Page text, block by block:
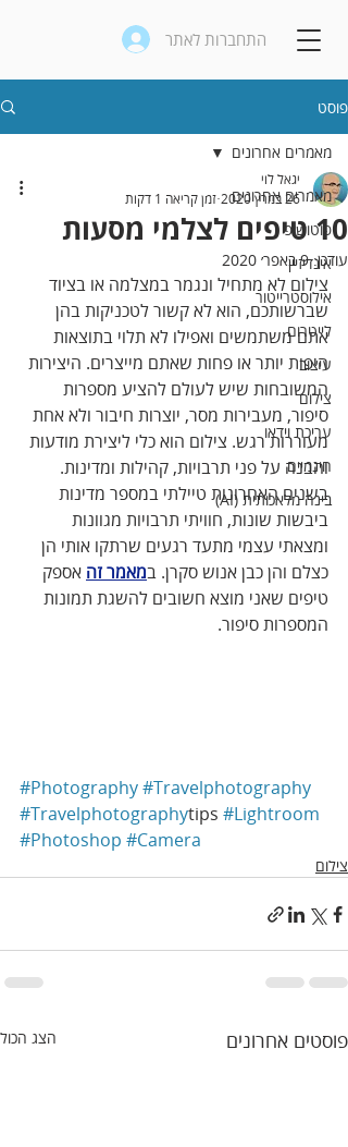
התחברות לאתר
פוסט
מאמרים אחרונים
פוטושופ
אינדיזיין
אילוסטרייטור
לייטרום
עיצוב
צילום
עריכת וידאו
חינמיים
בינה מלאכותית (AI)
מאמרים אחרונים
10 טיפים לצלמי מסעות
יגאל לוי
26 במרץ 2020
זמן קריאה 1 דקות
עודכן:9 באפר׳ 2020
צילום לא מתחיל ונגמר במצלמה או בציוד
שברשותכם, הוא לא קשור לטכניקות בהן
אתם משתמשים ואפילו לא תלוי בתוצאות
היפות יותר או פחות שאתם מייצרים. היצירות
המשובחות שיש לעולם להציע מספרות
סיפור, מעבירות מסר, יוצרות חיבור ולא אחת
מעוררות רגש. צילום הוא כלי ליצירת מודעות
והבנה על פני תרבויות, קהילות ומדינות.
בשנים האחרונות טיילתי במספר מדינות
ביבשות שונות, חוויתי תרבויות מגוונות
ומצאתי עצמי מתעד רגעים שרתקו אותי הן
כצלם והן כבן אנוש סקרן. במאמר זה אספק
טיפים שאני מוצא חשובים להשגת תמונות
המספרות סיפור.
#Photography#Travelphotography
#Travelphotographytips #Lightroom
#Photoshop #Camera
צילום
פוסטים אחרונים הצג הכול